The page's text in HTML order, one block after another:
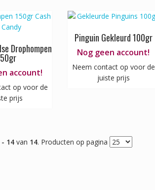
Drophompen
account!
op voor de
prijs
Pinguin Gekleurd 100gr
Nog geen account!
Neem contact op voor de
juiste prijs
- 14 van 14. Producten op pagina